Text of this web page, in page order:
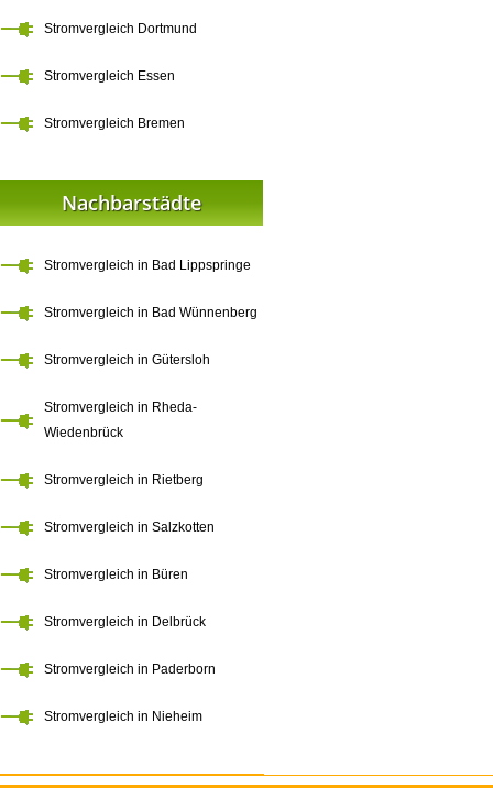
Stromvergleich Dortmund
Stromvergleich Essen
Stromvergleich Bremen
Nachbarstädte
Stromvergleich in Bad Lippspringe
Stromvergleich in Bad Wünnenberg
Stromvergleich in Gütersloh
Stromvergleich in Rheda-
Wiedenbrück
Stromvergleich in Rietberg
Stromvergleich in Salzkotten
Stromvergleich in Büren
Stromvergleich in Delbrück
Stromvergleich in Paderborn
Stromvergleich in Nieheim